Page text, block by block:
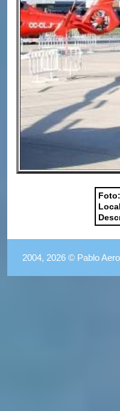
Foto:
2004, 2026 © Pablo